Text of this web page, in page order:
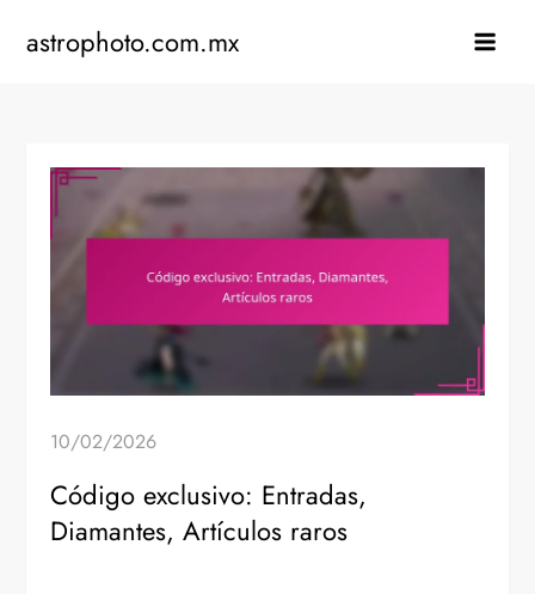
astrophoto.com.mx
10/02/2026
Código exclusivo: Entradas,
Diamantes, Artículos raros